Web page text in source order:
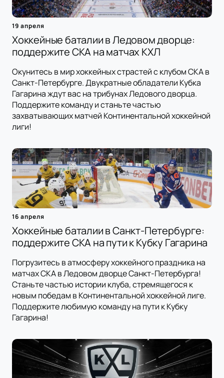
19 апреля
Хоккейные баталии в Ледовом дворце:
поддержите СКА на матчах КХЛ
Окунитесь в мир хоккейных страстей с клубом СКА в
Санкт-Петербурге. Двукратные обладатели Кубка
Гагарина ждут вас на трибунах Ледового дворца.
Поддержите команду и станьте частью
захватывающих матчей Континентальной хоккейной
лиги!
16 апреля
Хоккейные баталии в Санкт-Петербурге:
поддержите СКА на пути к Кубку Гагарина
Погрузитесь в атмосферу хоккейного праздника на
матчах СКА в Ледовом дворце Санкт-Петербурга!
Станьте частью истории клуба, стремящегося к
новым победам в Континентальной хоккейной лиге.
Поддержите любимую команду на пути к Кубку
Гагарина!